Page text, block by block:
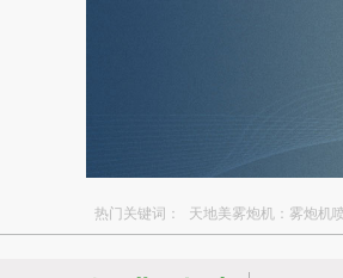
热门关键词： 天地美雾炮机：雾炮机